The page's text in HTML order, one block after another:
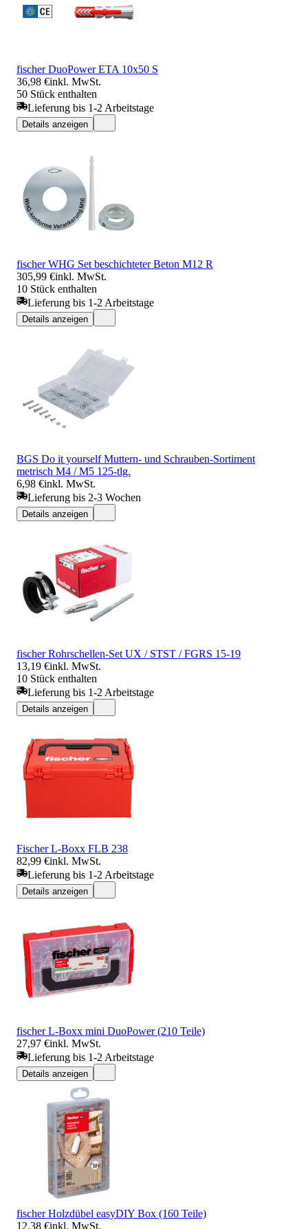
fischer DuoPower ETA 10x50 S
36,98 €inkl. MwSt.
50 Stück enthalten
Lieferung bis 1-2 Arbeitstage
Details anzeigen
fischer WHG Set beschichteter Beton M12 R
305,99 €inkl. MwSt.
10 Stück enthalten
Lieferung bis 1-2 Arbeitstage
Details anzeigen
BGS Do it yourself Muttern- und Schrauben-Sortiment
metrisch M4 / M5 125-tlg.
6,98 €inkl. MwSt.
Lieferung bis 2-3 Wochen
Details anzeigen
fischer Rohrschellen-Set UX / STST / FGRS 15-19
13,19 €inkl. MwSt.
10 Stück enthalten
Lieferung bis 1-2 Arbeitstage
Details anzeigen
Fischer L-Boxx FLB 238
82,99 €inkl. MwSt.
Lieferung bis 1-2 Arbeitstage
Details anzeigen
fischer L-Boxx mini DuoPower (210 Teile)
27,97 €inkl. MwSt.
Lieferung bis 1-2 Arbeitstage
Details anzeigen
fischer Holzdübel easyDIY Box (160 Teile)
12,38 €inkl. MwSt.